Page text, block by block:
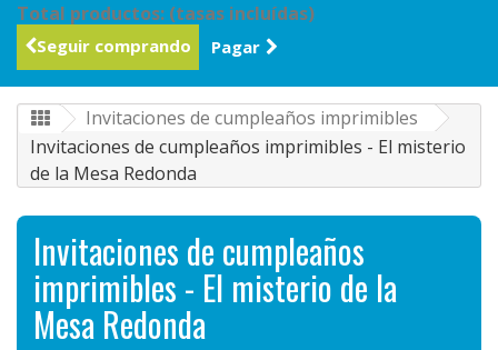
Total productos: (tasas incluídas)
Seguir comprando Pagar
Invitaciones de cumpleaños imprimibles
Invitaciones de cumpleaños imprimibles - El misterio
de la Mesa Redonda
Invitaciones de cumpleaños
imprimibles - El misterio de la
Mesa Redonda